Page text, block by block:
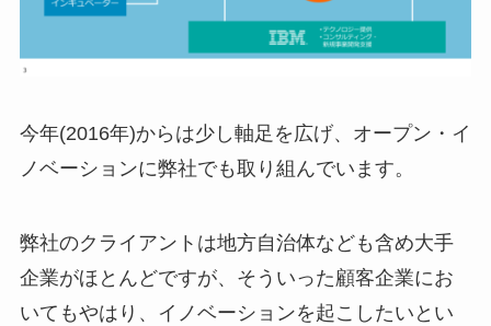
今年(2016年)からは少し軸足を広げ、オープン・イ
ノベーションに弊社でも取り組んでいます。
弊社のクライアントは地方自治体なども含め大手
企業がほとんどですが、そういった顧客企業にお
いてもやはり、イノベーションを起こしたいとい